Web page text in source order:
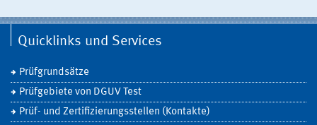
Quicklinks und Services
Prüfgrundsätze
Prüfgebiete von DGUV Test
Prüf- und Zertifizierungsstellen (Kontakte)